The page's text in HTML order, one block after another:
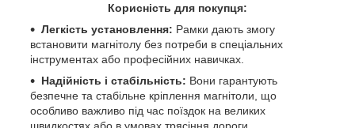
Корисність для покупця:
Легкість установлення: Рамки дають змогу
встановити магнітолу без потреби в спеціальних
інструментах або професійних навичках.
Надійність і стабільність: Вони гарантують
безпечне та стабільне кріплення магнітоли, що
особливо важливо під час поїздок на великих
швидкостях або в умовах трясіння дороги.